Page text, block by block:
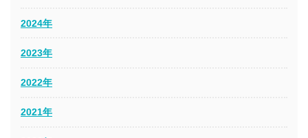
2024年
2023年
2022年
2021年